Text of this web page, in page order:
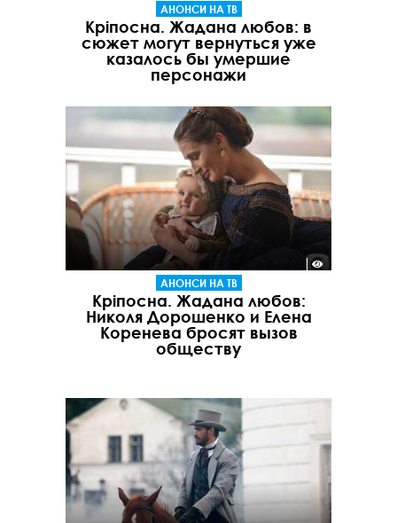
АНОНСИ НА ТВ
Кріпосна. Жадана любов: в
сюжет могут вернуться уже
казалось бы умершие
персонажи
АНОНСИ НА ТВ
Кріпосна. Жадана любов:
Николя Дорошенко и Елена
Коренева бросят вызов
обществу